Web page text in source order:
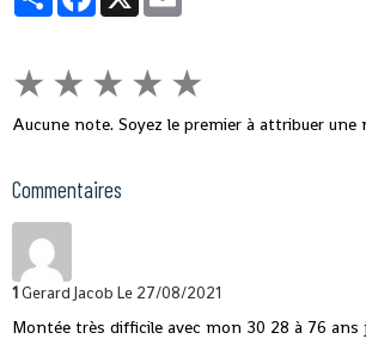
★ ★ ★ ★ ★
Aucune note. Soyez le premier à attribuer une
Commentaires
1Gerard Jacob Le 27/08/2021
Montée très difficile avec mon 30 28 à 76